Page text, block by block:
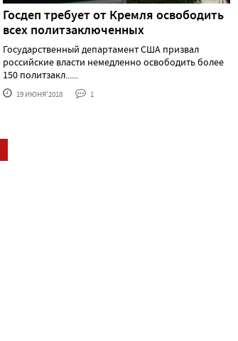
Госдеп требует от Кремля освободить
всех политзаключенных
Государственный департамент США призвал
российские власти немедленно освободить более
150 политзакл......
19 ИЮНЯ'2018 1